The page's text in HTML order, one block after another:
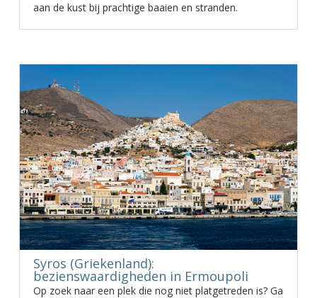
aan de kust bij prachtige baaien en stranden.
Syros (Griekenland):
bezienswaardigheden in Ermoupoli
Op zoek naar een plek die nog niet platgetreden is? Ga